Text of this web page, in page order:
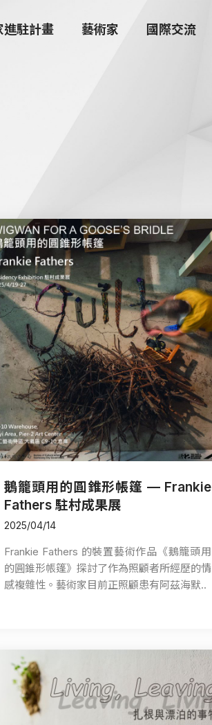
進駐計畫 藝術家 國際交流
鵝籠頭用的圓錐形帳篷 — Frankie
Fathers 駐村成果展
2025/04/14
Frankie Fathers 的裝置藝術作品《鵝籠頭用
的圓錐形帳篷》探討了作為照顧者所經歷的情
感複雜性。藝術家目前正照顧患有阿茲海默..